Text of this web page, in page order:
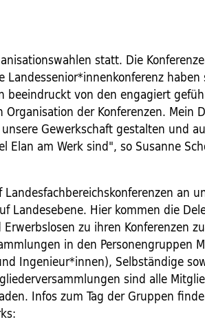
statt. Die
haben
von den engagiert
der Konferenzen. Mein
Gewerkschaft gestalten und
Elan am Werk sind", so Susanne
an
Landesebene. Hier kommen die
zu ihren Konferenzen
in den Personengruppen
Ingenieur*innen), Selbständige
sind alle
Infos zum Tag der Gruppen